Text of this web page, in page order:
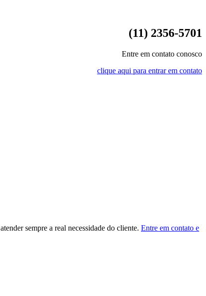
(11) 2356-5701
Entre em contato conosco
clique aqui para entrar em contato
sempre a real necessidade do cliente. Entre em contato e